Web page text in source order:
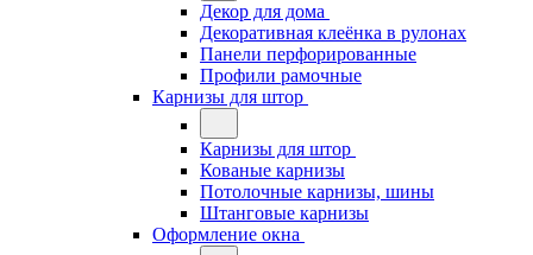
Декор для дома
Декоративная клеёнка в рулонах
Панели перфорированные
Профили рамочные
Карнизы для штор
Карнизы для штор
Кованые карнизы
Потолочные карнизы, шины
Штанговые карнизы
Оформление окна